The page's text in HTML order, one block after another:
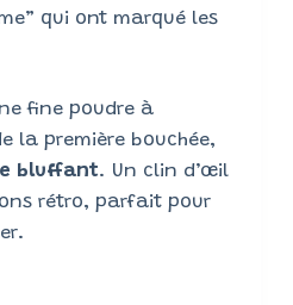
qui ont marqué les
fine poudre à
la première bouchée,
bluffant. Un clin d’œil
rétro, parfait pour